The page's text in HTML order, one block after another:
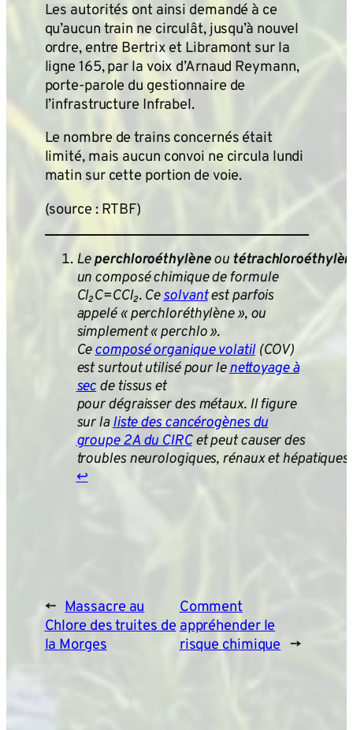
Les autorités ont ainsi demandé à ce
qu’aucun train ne circulât, jusqu’à nouvel
ordre, entre Bertrix et Libramont sur la
ligne 165, par la voix d’Arnaud Reymann,
porte-parole du gestionnaire de
l’infrastructure Infrabel.
Le nombre de trains concernés était
limité, mais aucun convoi ne circula lundi
matin sur cette portion de voie.
(source : RTBF)
Leperchloroéthylèneou
un composé chimique de formule
Cl₂C=CCl₂. Cesolvantest parfois
appelé « perchloréthylène », ou
simplement « perchlo ».
Cecomposé organique volatil(COV)
est surtout utilisé pour lenettoyage à
sec de tissus et
pour dégraisser des métaux. Il figure
sur laliste des cancérogènes du
groupe 2A du CIRCet peut causer des
troubles neurologiques, rénaux et hépatiques.
↩︎
← Massacre au
Chlore des truites de
la Morges
Comment
appréhender le
risque chimique →